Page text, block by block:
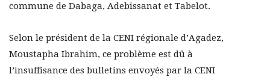
commune de Dabaga, Adebissanat et Tabelot.
Selon le président de la CENI régionale d’Agadez,
Moustapha Ibrahim, ce problème est dû à
l’insuffisance des bulletins envoyés par la CENI